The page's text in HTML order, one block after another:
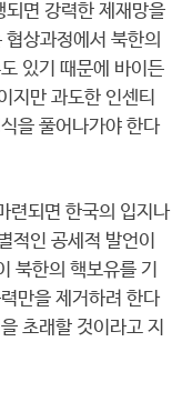
면 강력한 제재망을
상과정에서 북한의
있기 때문에 바이든
지만 과도한 인센티
을 풀어나가야 한다
련되면 한국의 입지나
적인 공세적 발언이
북한의 핵보유를 기
만을 제거하려 한다
초래할 것이라고 지